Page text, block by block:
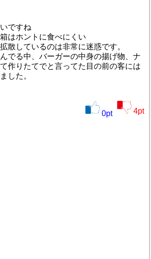
ですね
はホントに食べにくい
散しているのは非常に迷惑です。
でる中、バーガーの中身の揚げ物、ナ
作りたてでと言ってた目の前の客には
した。
0pt 4pt